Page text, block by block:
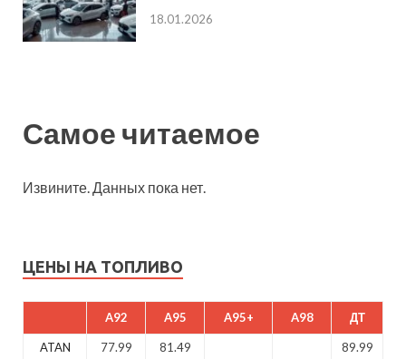
18.01.2026
Самое читаемое
Извините. Данных пока нет.
ЦЕНЫ НА ТОПЛИВО
A92 A95 A95+ A98 ДТ
ATAN 77.99 81.49
89.99